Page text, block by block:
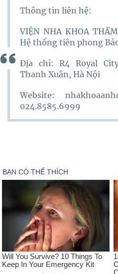
Thông tin liên hệ:
VIỆN NHA KHOA
Hệ thống tiên phong
Địa chỉ: R4 Royal
Thanh Xuân, Hà Nội
Website:
024.8585.6999